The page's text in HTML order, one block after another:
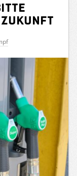
Zukunft